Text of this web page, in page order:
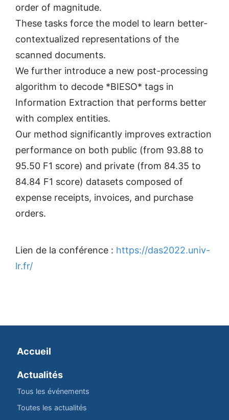
order of magnitude.
These tasks force the model to learn better-
contextualized representations of the
scanned documents.
We further introduce a new post-processing
algorithm to decode *BIESO* tags in
Information Extraction that performs better
with complex entities.
Our method significantly improves extraction
performance on both public (from 93.88 to
95.50 F1 score) and private (from 84.35 to
84.84 F1 score) datasets composed of
expense receipts, invoices, and purchase
orders.
Lien de la conférence : https://das2022.univ-
lr.fr/
Accueil
Actualités
Tous les événements
Toutes les actualités